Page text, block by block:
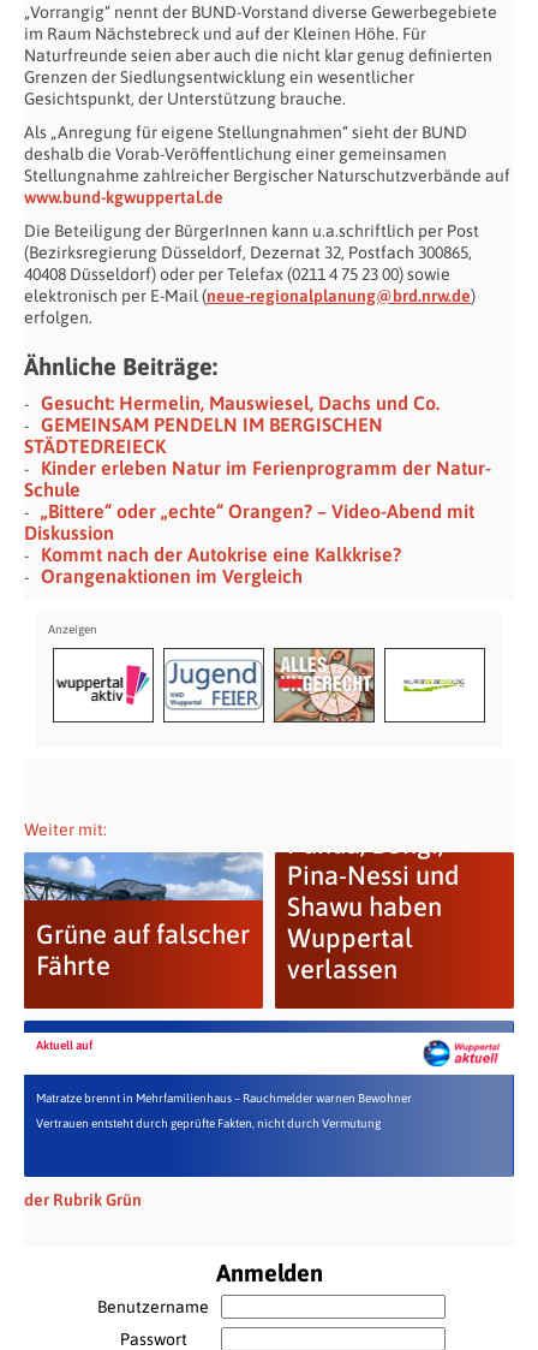
„Vorrangig“ nennt der BUND-Vorstand diverse Gewerbegebiete
im Raum Nächstebreck und auf der Kleinen Höhe. Für
Naturfreunde seien aber auch die nicht klar genug definierten
Grenzen der Siedlungsentwicklung ein wesentlicher
Gesichtspunkt, der Unterstützung brauche.
Als „Anregung für eigene Stellungnahmen“ sieht der BUND
deshalb die Vorab-Veröffentlichung einer gemeinsamen
Stellungnahme zahlreicher Bergischer Naturschutzverbände auf
www.bund-kgwuppertal.de
Die Beteiligung der BürgerInnen kann u.a.schriftlich per Post
(Bezirksregierung Düsseldorf, Dezernat 32, Postfach 300865,
40408 Düsseldorf) oder per Telefax (0211 4 75 23 00) sowie
elektronisch per E-Mail (neue-regionalplanung@brd.nrw.de)
erfolgen.
Ähnliche Beiträge:
Gesucht: Hermelin, Mauswiesel, Dachs und Co.
GEMEINSAM PENDELN IM BERGISCHEN
STÄDTEDREIECK
Kinder erleben Natur im Ferienprogramm der Natur-
Schule
„Bittere“ oder „echte“ Orangen? – Video-Abend mit
Diskussion
Kommt nach der Autokrise eine Kalkkrise?
Orangenaktionen im Vergleich
Weiter mit:
Grüne auf falscher
Fährte
Pina-Nessi und
Shawu haben
Wuppertal
verlassen
Aktuell auf
Matratze brennt in Mehrfamilienhaus – Rauchmelder warnen Bewohner
Vertrauen entsteht durch geprüfte Fakten, nicht durch Vermutung
der Rubrik Grün
Anmelden
Benutzername
Passwort